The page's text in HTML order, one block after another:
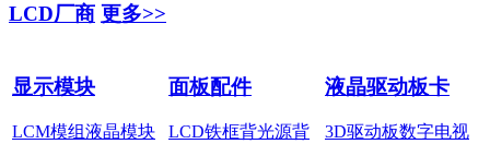
LCD厂商 更多>>
显示模块
LCM模组液晶模块
面板配件
LCD铁框背光源背
液晶驱动板卡
3D驱动板数字电视